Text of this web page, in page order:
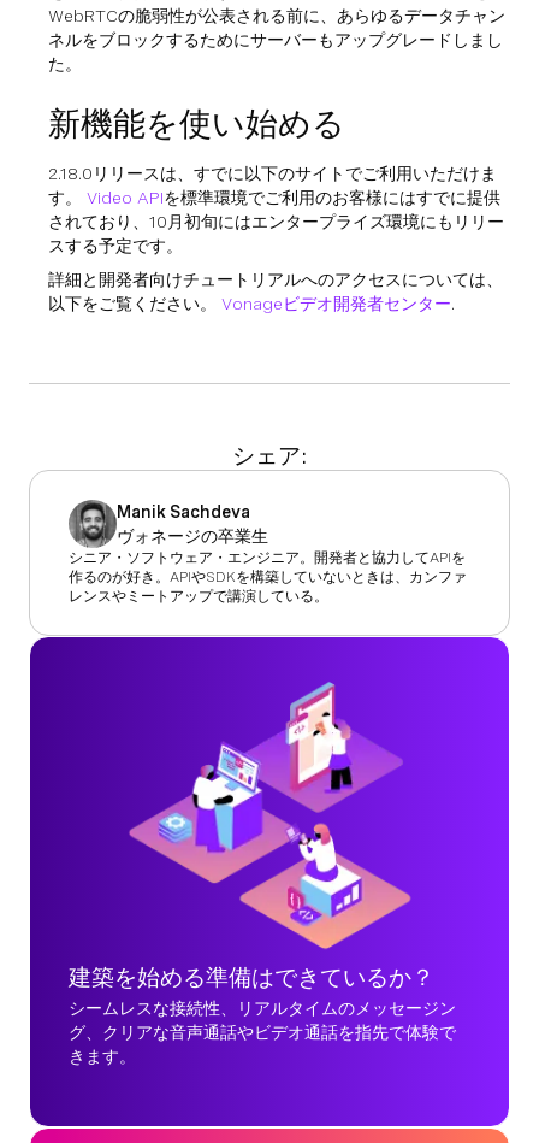
WebRTCの脆弱性が公表される前に、あらゆるデータチャン
ネルをブロックするためにサーバーもアップグレードしまし
た。
新機能を使い始める
2.18.0リリースは、すでに以下のサイトでご利用いただけま
す。 Video APIを標準環境でご利用のお客様にはすでに提供
されており、10月初旬にはエンタープライズ環境にもリリー
スする予定です。
詳細と開発者向けチュートリアルへのアクセスについては、
以下をご覧ください。 Vonageビデオ開発者センター.
シェア:
Manik Sachdeva
ヴォネージの卒業生
シニア・ソフトウェア・エンジニア。開発者と協力してAPIを
作るのが好き。APIやSDKを構築していないときは、カンファ
レンスやミートアップで講演している。
建築を始める準備はできているか？
シームレスな接続性、リアルタイムのメッセージン
グ、クリアな音声通話やビデオ通話を指先で体験で
きます。